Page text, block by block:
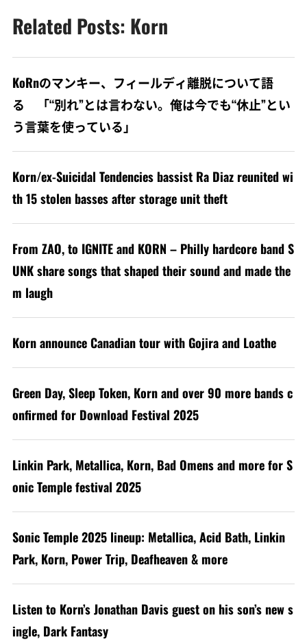
Related Posts: Korn
KoRnのマンキー、フィールディ離脱について語
る 「“別れ”とは言わない。俺は今でも“休止”とい
う言葉を使っている」
Korn/ex-Suicidal Tendencies bassist Ra Diaz reunited wi
th 15 stolen basses after storage unit theft
From ZAO, to IGNITE and KORN – Philly hardcore band S
UNK share songs that shaped their sound and made the
m laugh
Korn announce Canadian tour with Gojira and Loathe
Green Day, Sleep Token, Korn and over 90 more bands c
onfirmed for Download Festival 2025
Linkin Park, Metallica, Korn, Bad Omens and more for S
onic Temple festival 2025
Sonic Temple 2025 lineup: Metallica, Acid Bath, Linkin
Park, Korn, Power Trip, Deafheaven & more
Listen to Korn’s Jonathan Davis guest on his son’s new s
ingle, Dark Fantasy